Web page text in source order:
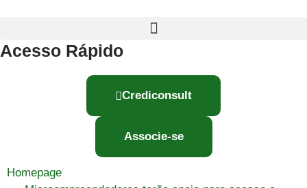
Acesso Rápido
Crediconsult
Associe-se
Homepage